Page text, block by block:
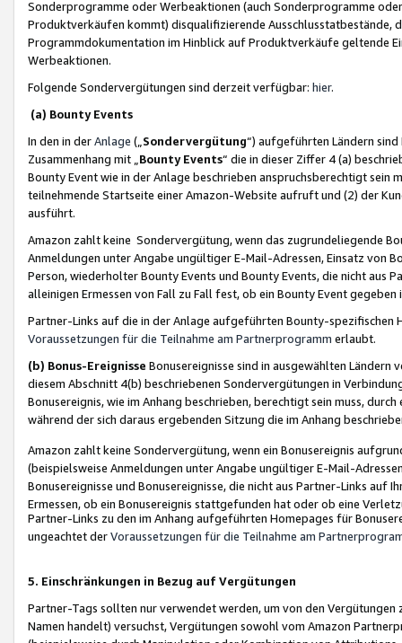
Sonderprogramme oder Werbeaktionen (auch Sonderprogramme
Produktverkäufen kommt) disqualifizierende Ausschlusstatbestände,
Programmdokumentation im Hinblick auf Produktverkäufe geltende
Werbeaktionen.
Folgende Sondervergütungen sind derzeit verfügbar: hier.
(a) Bounty Events
In den in derAnlage („ Sondervergütung“) aufgeführten Ländern
Zusammenhang mit „ Bounty Events“ die in dieser Ziffer 4 (a)
Bounty Event wie in der Anlage beschrieben anspruchsberechtigt sein
teilnehmende Startseite einer Amazon-Website aufruft und (2) der
ausführt.
Amazon zahlt keine Sondervergütung, wenn das zugrundeliegende
Anmeldungen unter Angabe ungültiger E-Mail-Adressen, Einsatz von
Person, wiederholter Bounty Events und Bounty Events, die nicht
alleinigen Ermessen von Fall zu Fall fest, ob ein Bounty Event
Partner-Links auf die in der Anlage aufgeführten Bounty-spezifischen
Voraussetzungen für die Teilnahme am Partnerprogramm erlaubt.
(b) Bonus-Ereignisse Bonusereignisse sind in ausgewählten Ländern
diesem Abschnitt 4(b) beschriebenen Sondervergütungen in
Bonusereignis, wie im Anhang beschrieben, berechtigt sein muss,
während der sich daraus ergebenden Sitzung die im Anhang
Amazon zahlt keine Sondervergütung, wenn ein Bonusereignis
(beispielsweise Anmeldungen unter Angabe ungültiger E-Mail-
Bonusereignisse und Bonusereignisse, die nicht aus Partner-Links auf
Ermessen, ob ein Bonusereignis stattgefunden hat oder ob eine
Partner-Links zu den im Anhang aufgeführten Homepages für
ungeachtet derVoraussetzungen für die Teilnahme am
5. Einschränkungen in Bezug auf Vergütungen
Partner-Tags sollten nur verwendet werden, um von den
Namen handelt) versuchst, Vergütungen sowohl vom Amazon